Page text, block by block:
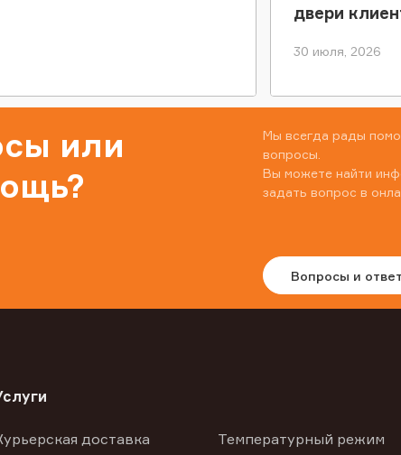
двери
30 июля, 2026
или
Мы всегда рады
вопросы.
Вы можете найти
задать вопрос в
Вопросы и
доставка
Температурный режим